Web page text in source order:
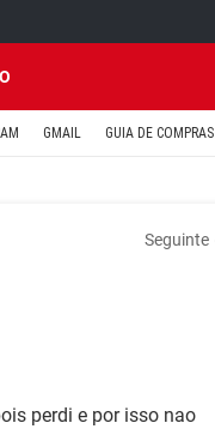
GMAIL GUIA DE COMPRAS
Seguinte
perdi e por isso nao